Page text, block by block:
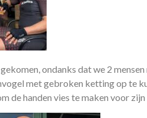
ondanks dat we 2
met gebroken ketting op te
de handen vies te maken voor